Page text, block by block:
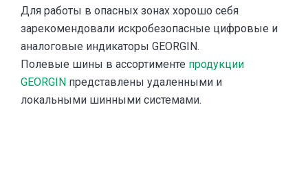
Для работы в опасных зонах хорошо себя
зарекомендовали искробезопасные цифровые и
аналоговые индикаторы GEORGIN.
Полевые шины в ассортименте продукции
GEORGIN представлены удаленными и
локальными шинными системами.